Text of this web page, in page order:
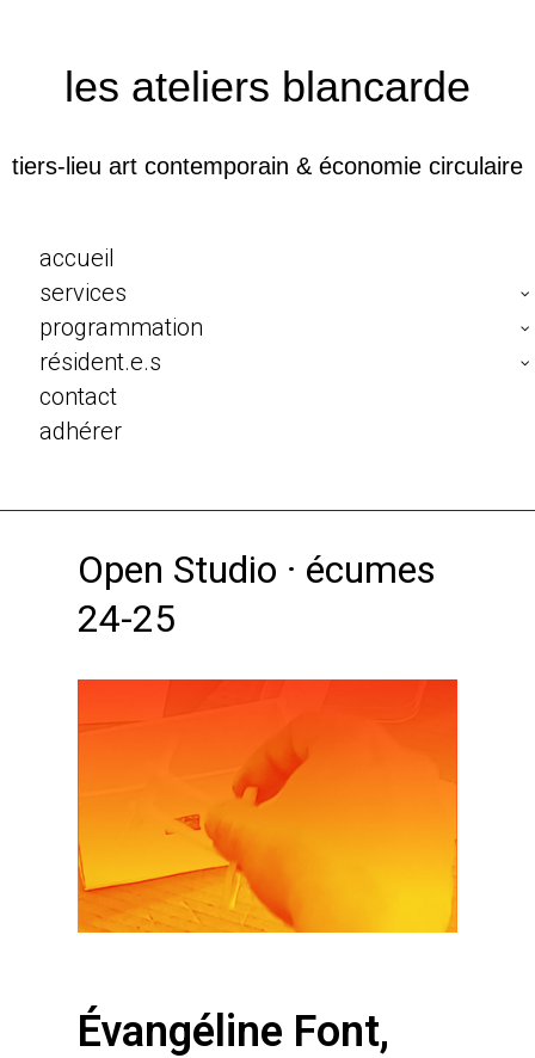
les ateliers blancarde
tiers-lieu art contemporain & économie circulaire
accueil
services
programmation
résident.e.s
contact
adhérer
Open Studio · écumes
24-25
Évangéline Font,